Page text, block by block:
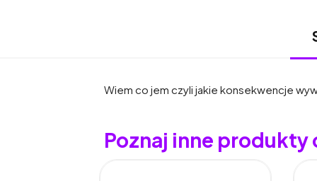
Wiem co jem czyli jakie konsekwencje
Poznaj inne